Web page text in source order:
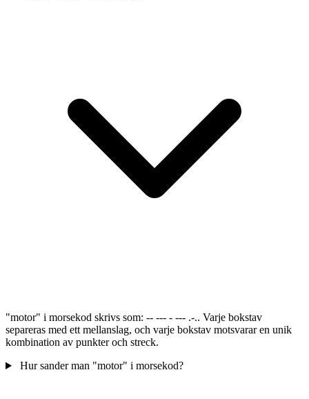
"motor" i morsekod skrivs som: -- --- - --- .-.. Varje bokstav
separeras med ett mellanslag, och varje bokstav motsvarar en unik
kombination av punkter och streck.
Hur sander man "motor" i morsekod?